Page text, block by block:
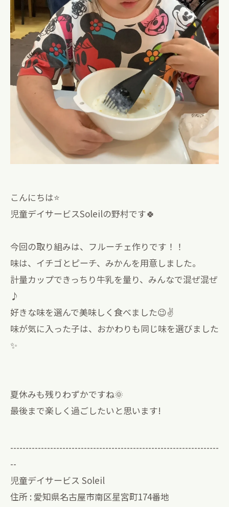
こんにちは⭐
児童デイサービスSoleilの野村です🍀
今回の取り組みは、フルーチェ作りです！！
味は、イチゴとピーチ、みかんを用意しました。
計量カップできっちり牛乳を量り、みんなで混ぜ混ぜ
♪
好きな味を選んで美味しく食べました😉✌️
味が気に入った子は、おかわりも同じ味を選びました
✨
夏休みも残りわずかですね🌞
最後まで楽しく過ごしたいと思います!
--------------------------------------------------------------------
--
児童デイサービス Soleil
住所 : 愛知県名古屋市南区星宮町174番地